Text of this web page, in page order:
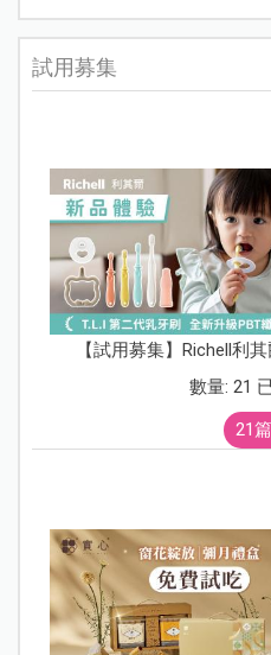
試用募集
【試用募集】Richell利
數量: 21
21